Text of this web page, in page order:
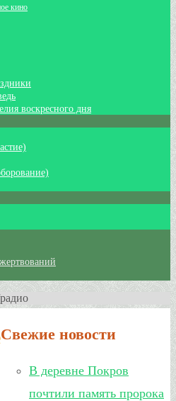
кино
воскресного дня
Свежие новости
В деревне Покров
почтили память пророка